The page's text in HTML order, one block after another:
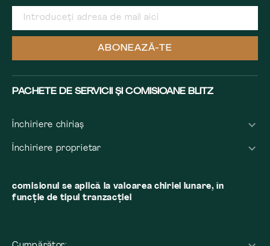
ABONEAZĂ-TE
PACHETE DE SERVICII ȘI COMISIOANE BLITZ
Închiriere chiriaș
Închiriere proprietar
comisionul se aplică la valoarea chiriei lunare, în
funcție de tipul tranzacției